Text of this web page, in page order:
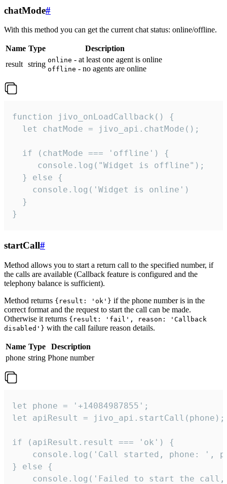
chatMode#
With this method you can get the current chat status: online/offline.
Name Type
Description
result string online - at least one agent is online
offline - no agents are online
function jivo_onLoadCallback() {
  let chatMode = jivo_api.chatMode();
  if (chatMode === 'offline') {
     console.log("Widget is offline");
  } else {
    console.log('Widget is online')
  }
}
startCall#
Method allows you to start a return call to the specified number, if
the calls are available (Callback feature is configured and the
telephony balance is sufficient).
Method returns {result: 'ok'} if the phone number is in the
correct format and the request to start the call can be made.
Otherwise it returns {result: 'fail', reason: 'Callback
disabled'} with the call failure reason details.
Name Type
Description
phone string Phone number
let phone = '+14084987855';
let apiResult = jivo_api.startCall(phone);
if (apiResult.result === 'ok') {
console.log('Call started, phone: ',
} else {
console.log('Failed to start the